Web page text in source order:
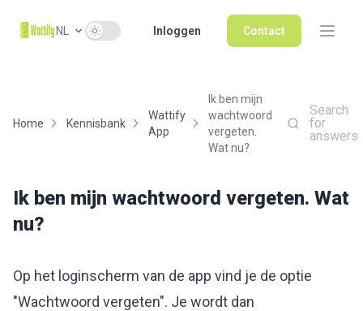
NL Use setting Inloggen Contact
Home Kennisbank
Wattify
App
Ik ben mijn
wachtwoord
vergeten.
Wat nu?
Search
for
answers
Ik ben mijn wachtwoord vergeten. Wat
nu?
Op het loginscherm van de app vind je de optie
"Wachtwoord vergeten". Je wordt dan